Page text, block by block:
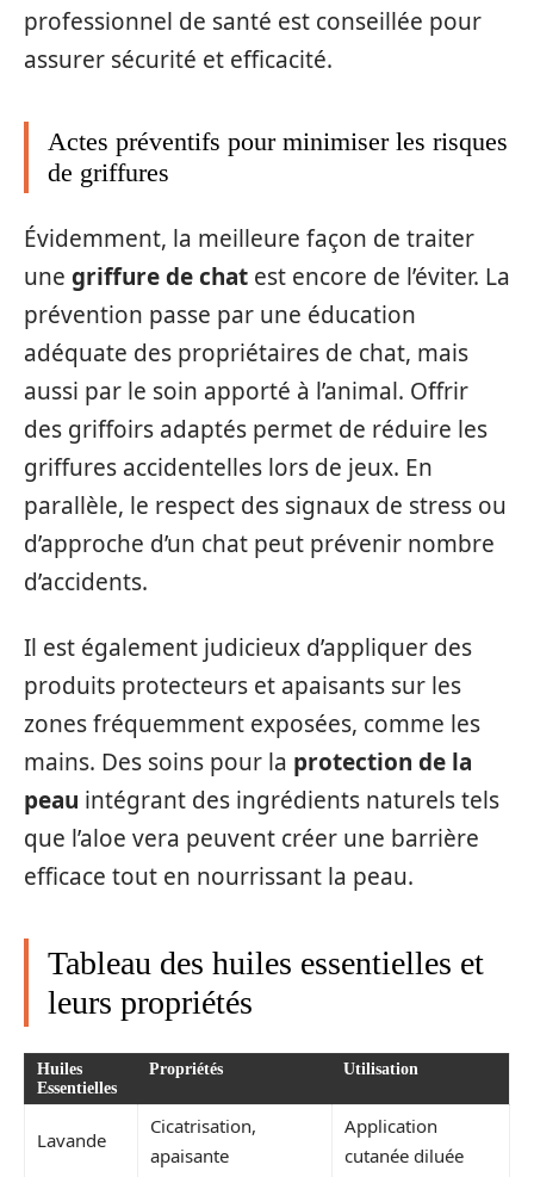
professionnel de santé est conseillée pour
assurer sécurité et efficacité.
Actes préventifs pour minimiser les risques
de griffures
Évidemment, la meilleure façon de traiter
une griffure de chat est encore de l’éviter. La
prévention passe par une éducation
adéquate des propriétaires de chat, mais
aussi par le soin apporté à l’animal. Offrir
des griffoirs adaptés permet de réduire les
griffures accidentelles lors de jeux. En
parallèle, le respect des signaux de stress ou
d’approche d’un chat peut prévenir nombre
d’accidents.
Il est également judicieux d’appliquer des
produits protecteurs et apaisants sur les
zones fréquemment exposées, comme les
mains. Des soins pour la protection de la
peau intégrant des ingrédients naturels tels
que l’aloe vera peuvent créer une barrière
efficace tout en nourrissant la peau.
Tableau des huiles essentielles et
leurs propriétés
Huiles
Essentielles
Propriétés Utilisation
Lavande
Cicatrisation,
apaisante
Application
cutanée diluée